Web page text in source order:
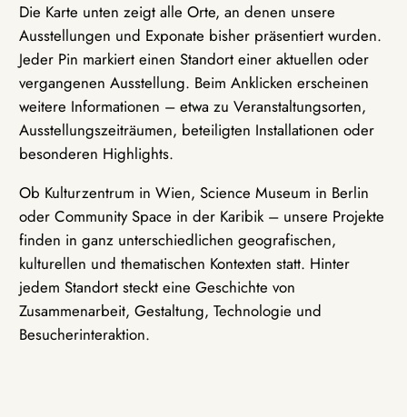
Die Karte unten zeigt alle Orte, an denen unsere
Ausstellungen und Exponate bisher präsentiert wurden.
Jeder Pin markiert einen Standort einer aktuellen oder
vergangenen Ausstellung. Beim Anklicken erscheinen
weitere Informationen – etwa zu Veranstaltungsorten,
Ausstellungszeiträumen, beteiligten Installationen oder
besonderen Highlights.
Ob Kulturzentrum in Wien, Science Museum in Berlin
oder Community Space in der Karibik – unsere Projekte
finden in ganz unterschiedlichen geografischen,
kulturellen und thematischen Kontexten statt. Hinter
jedem Standort steckt eine Geschichte von
Zusammenarbeit, Gestaltung, Technologie und
Besucherinteraktion.